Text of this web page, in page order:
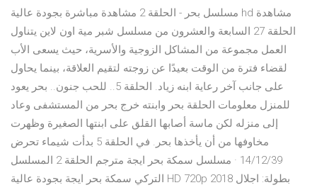
مسلسل بحر - الحلقة 2 مشاهدة مباشرة بجودة عالية hd مشاهدة
الحلقة 27 السابعة والعشرون من مسلسل شبر مية اون لاين يتناول
العمل مجموعة من المشاكل الزوجية والأسرية، حيث يسعى الأب
لقضاء فترة من الوقت بعيدًا عن زوجته لتقيم العلاقة، بينما يحاول
على جانب آخر رعاية ابنه زياد. الحلقة 5.. للحب جنون.. بحر يعود
للمنزل معلومات الحلقة بحر وابنته خرج بحر من المستشفى وعاد
إلى منزله لكن ماسة أصابها القلق على ابنتها الصغيرة وظهرت
مخاوفها من أن يأخذها بحر. في الحلقة 5 بدأت شيماء تحرض
14/12/39 · مسلسل سمكة بحر ايجة مترجم الحلقة 2 المسلسل
التركي سمكة بحر ايجة بجودة عالية HD 720p 2018 بطولة: اجلال